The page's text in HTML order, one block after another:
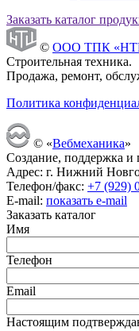
Заказать каталог
© ООО ТПК
Строительная техника.
Продажа, ремонт,
Политика
© «Вебмеханика»
Создание, поддержка и
Адрес: г. Нижний
Телефон/факс: +7 (929)
E-mail: показать e-mail
Заказать каталог
Имя
Телефон
Email
Настоящим